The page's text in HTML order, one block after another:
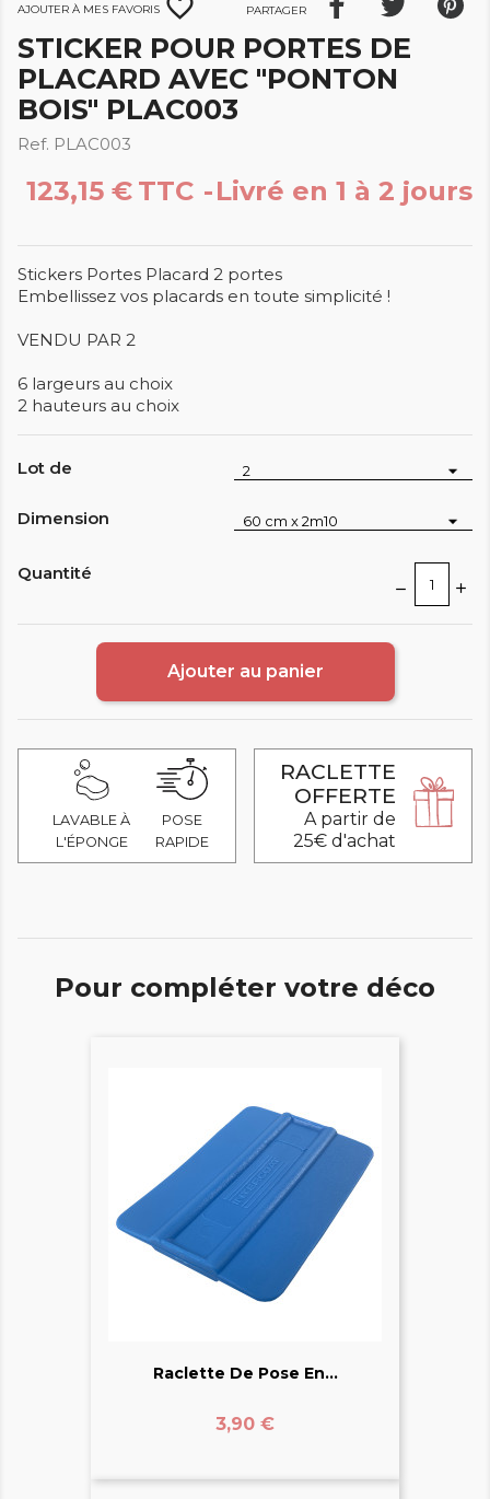
Ajouter à mes favoris favorite_border Partager
STICKER POUR PORTES DE
PLACARD AVEC "PONTON
BOIS" PLAC003
Ref. PLAC003
123,15 € TTC Livré en 1 à 2 jours
Stickers Portes Placard 2 portes
Embellissez vos placards en toute simplicité !
VENDU PAR 2
6 largeurs au choix
2 hauteurs au choix
Lot de
Dimension
Quantité
Ajouter au panier
LAVABLE À
L'ÉPONGE
POSE
RAPIDE
RACLETTE
OFFERTE
A partir de
25€ d'achat
Pour compléter votre déco
Raclette De Pose En...
Prix
3,90 €